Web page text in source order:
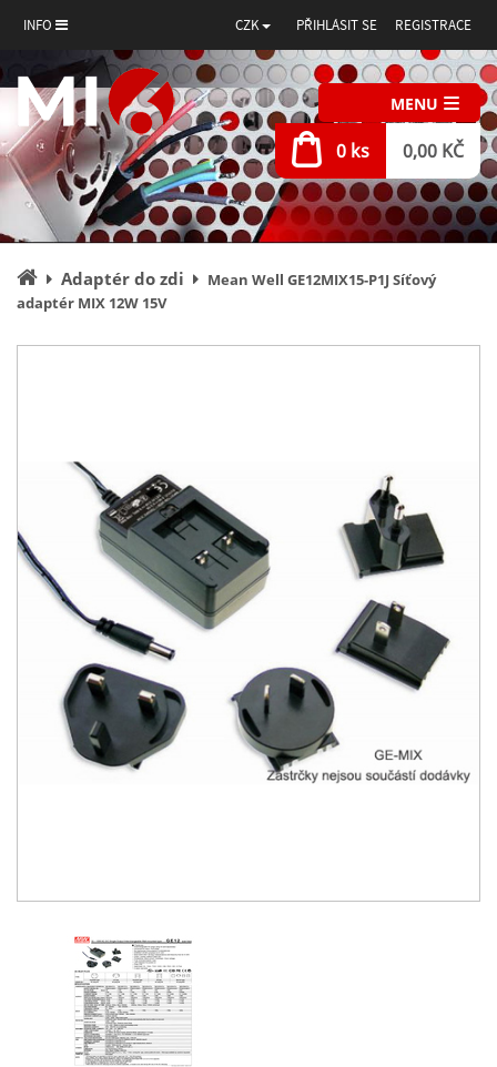
INFO CZK PŘIHLÁSIT SE REGISTRACE
MENU
0 ks 0,00 KČ
Úvodní
stránka
Adaptér do zdi
Mean Well GE12MIX15-P1J Síťový
adaptér MIX 12W 15V